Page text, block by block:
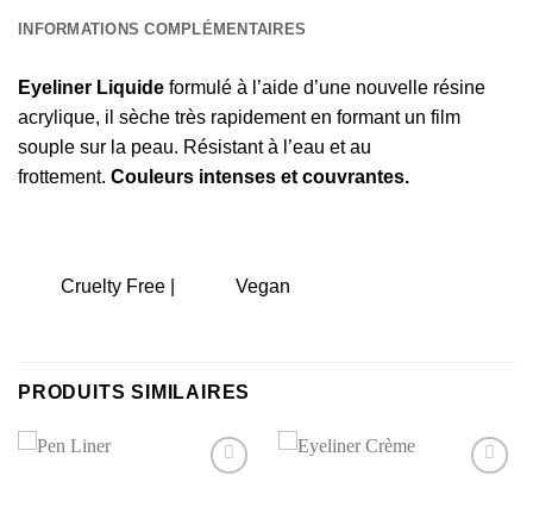
INFORMATIONS COMPLÉMENTAIRES
Eyeliner Liquide formulé à l’aide d’une nouvelle résine
acrylique, il sèche très rapidement en formant un film
souple sur la peau. Résistant à l’eau et au
frottement. Couleurs intenses et couvrantes.
Cruelty Free | Vegan
PRODUITS SIMILAIRES